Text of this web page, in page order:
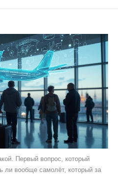
Первый вопрос, который
ли вообще самолёт, который за